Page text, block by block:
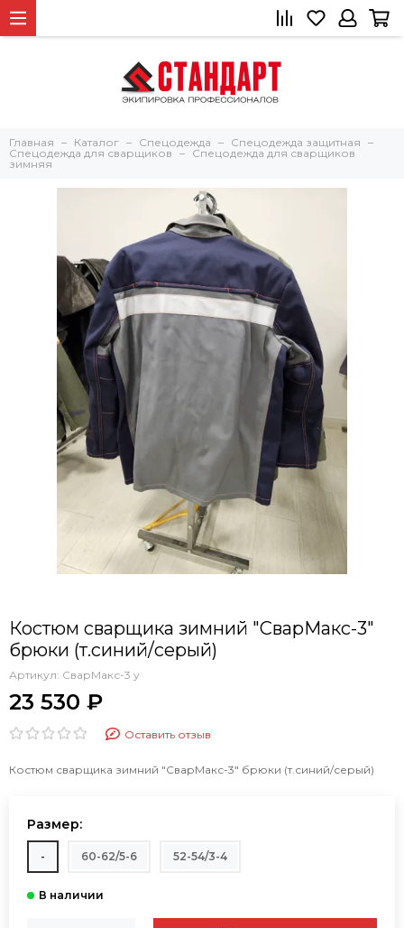
Главная Каталог Спецодежда
Спецодежда защитная
Спецодежда для сварщиков
Спецодежда для сварщиков
зимняя
Костюм сварщика зимний "СварМакс-3"
брюки (т.синий/серый)
Артикул: СварМакс-3 у
23 530 ₽
Оставить отзыв
Костюм сварщика зимний "СварМакс-3" брюки (т.синий/серый)
Размер:
- 60-62/5-6 52-54/3-4